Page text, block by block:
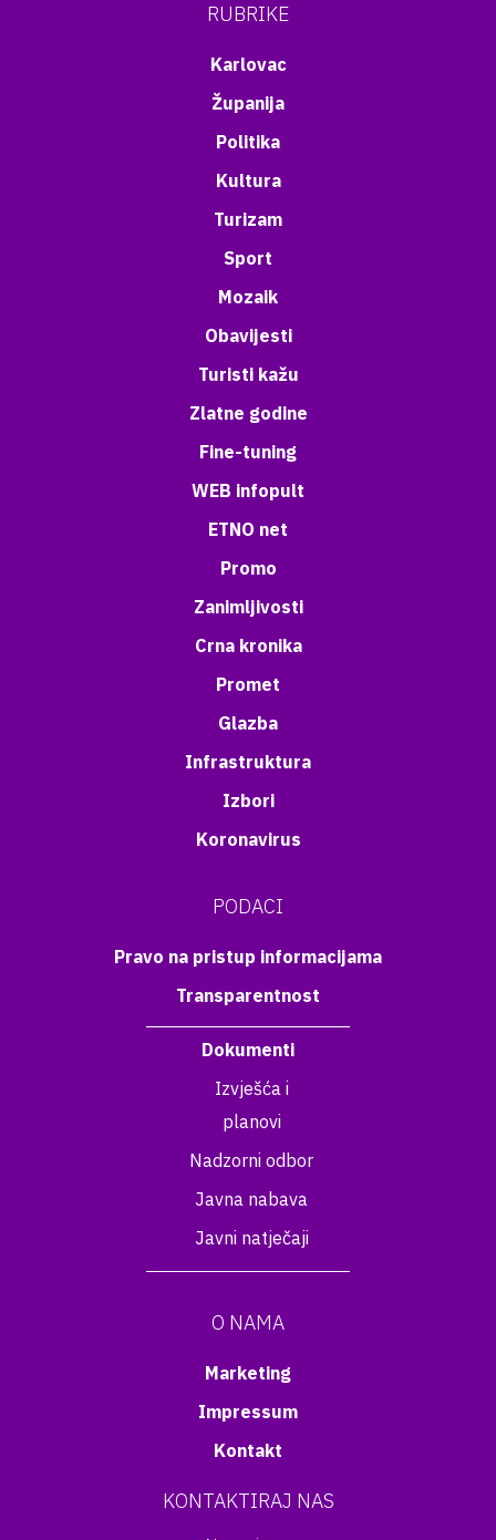
RUBRIKE
Karlovac
Županija
Politika
Kultura
Turizam
Sport
Mozaik
Obavijesti
Turisti kažu
Zlatne godine
Fine-tuning
WEB infopult
ETNO net
Promo
Zanimljivosti
Crna kronika
Promet
Glazba
Infrastruktura
Izbori
Koronavirus
PODACI
Pravo na pristup informacijama
Transparentnost
Dokumenti
Izvješća i
planovi
Nadzorni odbor
Javna nabava
Javni natječaji
O NAMA
Marketing
Impressum
Kontakt
KONTAKTIRAJ NAS